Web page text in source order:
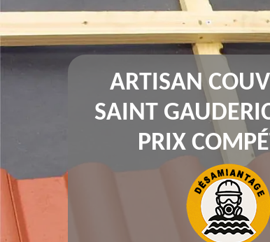
ARTISAN
SAINT
PRIX